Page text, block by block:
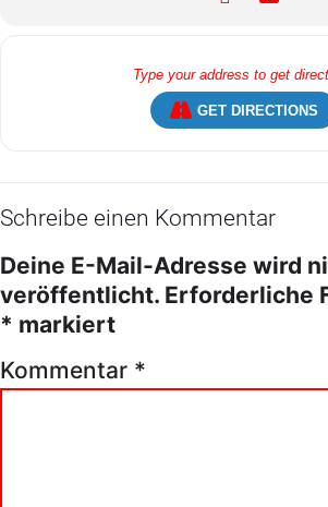
GET DIRECTIONS
Schreibe einen Kommentar
Deine E-Mail-Adresse wird
veröffentlicht. Erforderliche
* markiert
Kommentar *